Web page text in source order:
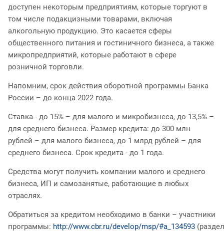
доступен некоторым предприятиям, которые торгуют в
том числе подакцизными товарами, включая
алкогольную продукцию. Это касается сферы
общественного питания и гостиничного бизнеса, а также
микропредприятий, которые работают в сфере
розничной торговли.
Напомним, срок действия оборотной программы Банка
России – до конца 2022 года.
Ставка - до 15% – для малого и микробизнеса, до 13,5% –
для среднего бизнеса. Размер кредита: до 300 млн
рублей – для малого бизнеса, до 1 млрд рублей – для
среднего бизнеса. Срок кредита - до 1 года.
Средства могут получить компании малого и среднего
бизнеса, ИП и самозанятые, работающие в любых
отраслях.
Обратиться за кредитом необходимо в банки – участники
программы: http://www.cbr.ru/develop/msp/#a_134593